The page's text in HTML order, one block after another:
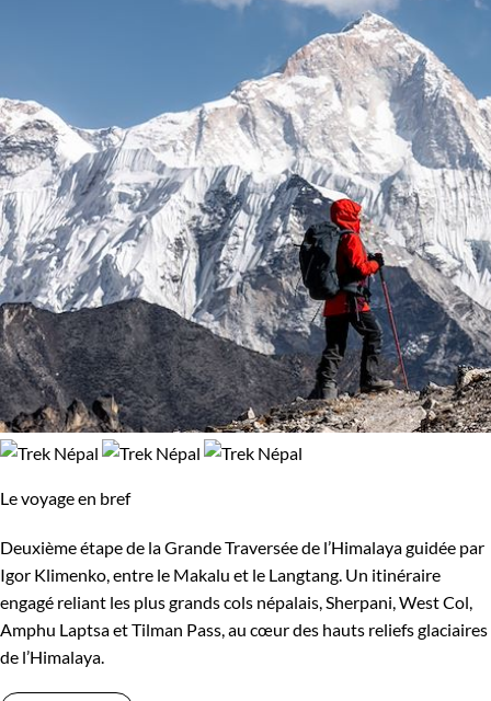
Le voyage en bref
Deuxième étape de la Grande Traversée de l’Himalaya guidée par
Igor Klimenko, entre le Makalu et le Langtang. Un itinéraire
engagé reliant les plus grands cols népalais, Sherpani, West Col,
Amphu Laptsa et Tilman Pass, au cœur des hauts reliefs glaciaires
de l’Himalaya.